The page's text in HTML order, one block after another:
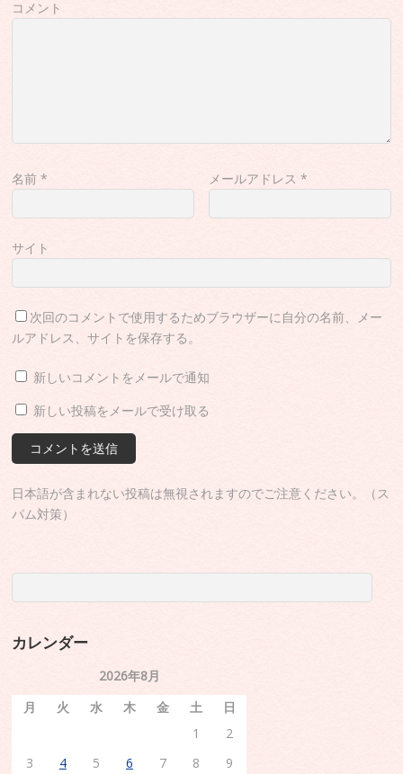
コメント
名前* メールアドレス*
サイト
次回のコメントで使用するためブラウザーに自分の名前、メー
ルアドレス、サイトを保存する。
新しいコメントをメールで通知
新しい投稿をメールで受け取る
日本語が含まれない投稿は無視されますのでご注意ください。（ス
パム対策）
カレンダー
2026年8月
月
火 水 木 金 土 日
1
2
3
4 5 6 7 8
9